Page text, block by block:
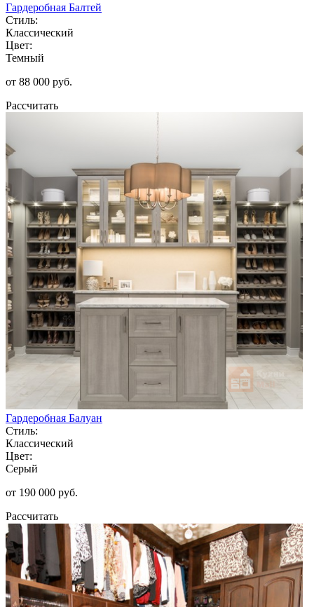
Гардеробная Балтей
Стиль:
Классический
Цвет:
Темный
от 88 000 руб.
Рассчитать
Гардеробная Балуан
Стиль:
Классический
Цвет:
Серый
от 190 000 руб.
Рассчитать